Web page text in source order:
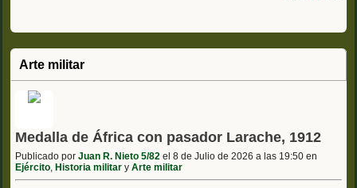
Arte militar
Medalla de África con pasador Larache, 1912
Publicado por Juan R. Nieto 5/82 el 8 de Julio de 2026 a las 19:50 en
Ejército, Historia militar y Arte militar